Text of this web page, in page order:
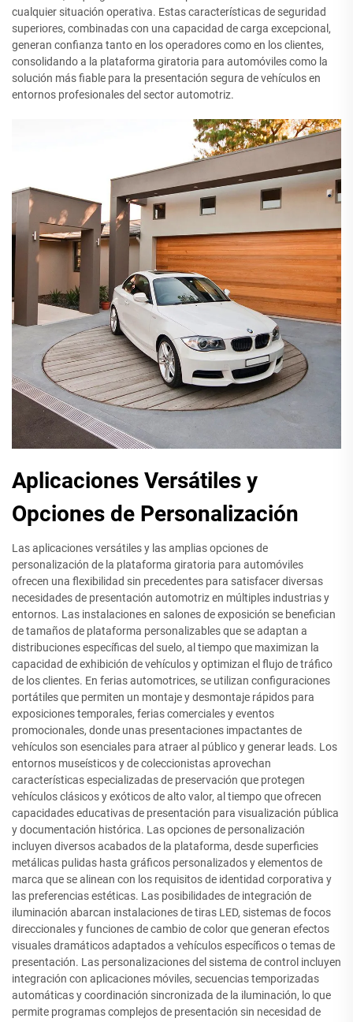
cualquier situación operativa. Estas características de seguridad
superiores, combinadas con una capacidad de carga excepcional,
generan confianza tanto en los operadores como en los clientes,
consolidando a la plataforma giratoria para automóviles como la
solución más fiable para la presentación segura de vehículos en
entornos profesionales del sector automotriz.
Aplicaciones Versátiles y
Opciones de Personalización
Las aplicaciones versátiles y las amplias opciones de
personalización de la plataforma giratoria para automóviles
ofrecen una flexibilidad sin precedentes para satisfacer diversas
necesidades de presentación automotriz en múltiples industrias y
entornos. Las instalaciones en salones de exposición se benefician
de tamaños de plataforma personalizables que se adaptan a
distribuciones específicas del suelo, al tiempo que maximizan la
capacidad de exhibición de vehículos y optimizan el flujo de tráfico
de los clientes. En ferias automotrices, se utilizan configuraciones
portátiles que permiten un montaje y desmontaje rápidos para
exposiciones temporales, ferias comerciales y eventos
promocionales, donde unas presentaciones impactantes de
vehículos son esenciales para atraer al público y generar leads. Los
entornos museísticos y de coleccionistas aprovechan
características especializadas de preservación que protegen
vehículos clásicos y exóticos de alto valor, al tiempo que ofrecen
capacidades educativas de presentación para visualización pública
y documentación histórica. Las opciones de personalización
incluyen diversos acabados de la plataforma, desde superficies
metálicas pulidas hasta gráficos personalizados y elementos de
marca que se alinean con los requisitos de identidad corporativa y
las preferencias estéticas. Las posibilidades de integración de
iluminación abarcan instalaciones de tiras LED, sistemas de focos
direccionales y funciones de cambio de color que generan efectos
visuales dramáticos adaptados a vehículos específicos o temas de
presentación. Las personalizaciones del sistema de control incluyen
integración con aplicaciones móviles, secuencias temporizadas
automáticas y coordinación sincronizada de la iluminación, lo que
permite programas complejos de presentación sin necesidad de